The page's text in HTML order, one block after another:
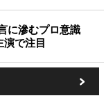
に滲むプロ意識
演で注目